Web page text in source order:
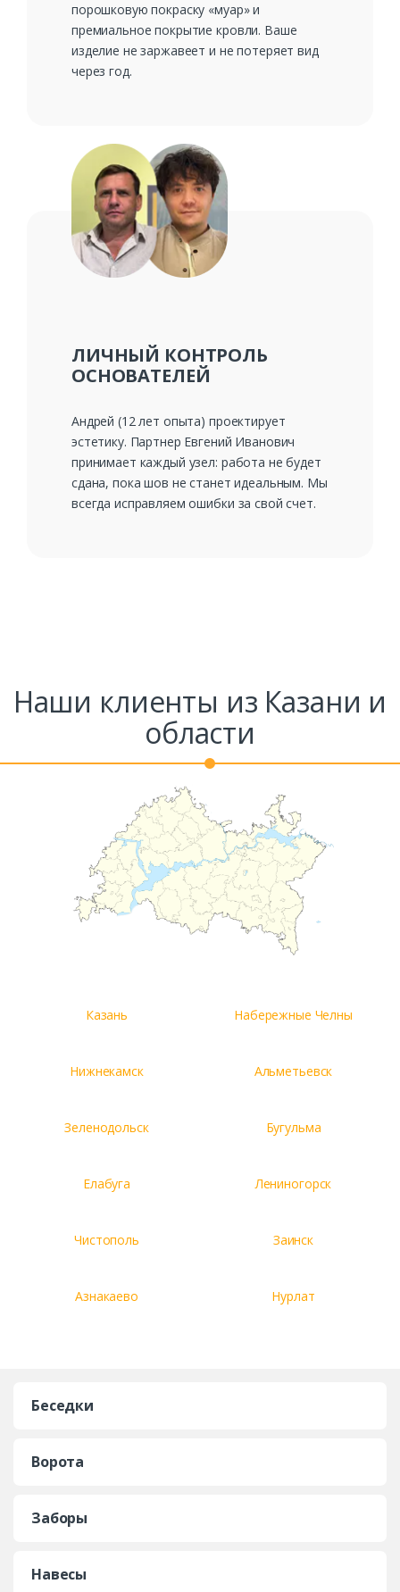
порошковую покраску «муар» и
премиальное покрытие кровли. Ваше
изделие не заржавеет и не потеряет вид
через год.
ЛИЧНЫЙ КОНТРОЛЬ
ОСНОВАТЕЛЕЙ
Андрей (12 лет опыта) проектирует
эстетику. Партнер Евгений Иванович
принимает каждый узел: работа не будет
сдана, пока шов не станет идеальным. Мы
всегда исправляем ошибки за свой счет.
Наши клиенты из Казани и
области
Казань Набережные Челны
Нижнекамск Альметьевск
Зеленодольск Бугульма
Елабуга Лениногорск
Чистополь Заинск
Азнакаево Нурлат
Беседки
Ворота
Заборы
Навесы